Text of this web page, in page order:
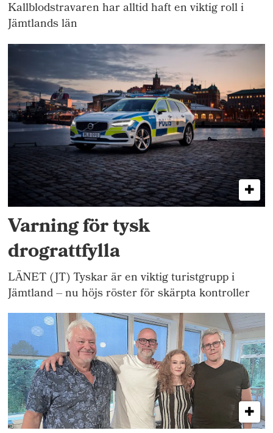
Kallblodstravaren har alltid haft en viktig roll i
Jämtlands län
Varning för tysk
drograttfylla
LÄNET (JT) Tyskar är en viktig turistgrupp i
Jämtland – nu höjs röster för skärpta kontroller